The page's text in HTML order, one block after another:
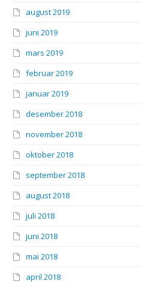
august 2019
juni 2019
mars 2019
februar 2019
januar 2019
desember 2018
november 2018
oktober 2018
september 2018
august 2018
juli 2018
juni 2018
mai 2018
april 2018